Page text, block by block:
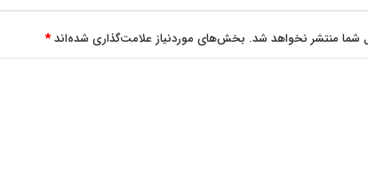
شما منتشر نخواهد شد. بخش‌های موردنیاز علامت‌گذاری شده‌اند*